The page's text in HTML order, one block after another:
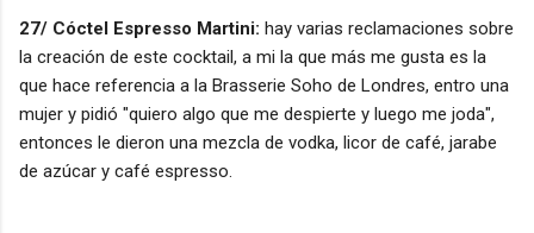
27/ Cóctel Espresso Martini: hay varias reclamaciones sobre
la creación de este cocktail, a mi la que más me gusta es la
que hace referencia a la Brasserie Soho de Londres, entro una
mujer y pidió "quiero algo que me despierte y luego me joda",
entonces le dieron una mezcla de vodka, licor de café, jarabe
de azúcar y café espresso.